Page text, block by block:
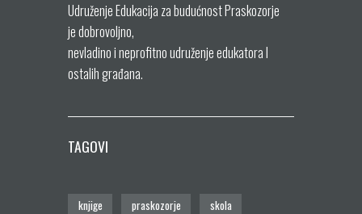
Udruženje Edukacija za budućnost Praskozorje
je dobrovoljno,
nevladino i neprofitno udruženje edukatora I
ostalih građana.
TAGOVI
knjige praskozorje skola